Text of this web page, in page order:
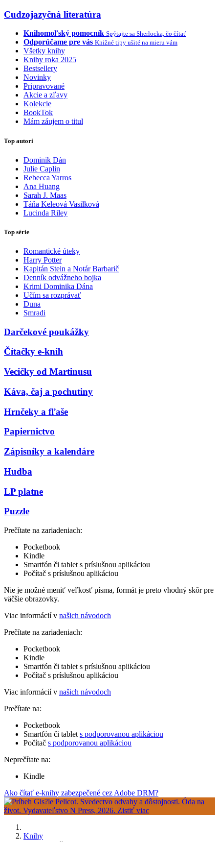
Cudzojazyčná literatúra
Knihomoľský pomocník Spýtajte sa Sherlocka, čo čítať
Odporúčame pre vás Knižné tipy ušité na mieru vám
Všetky knihy
Knihy roka 2025
Bestsellery
Novinky
Pripravované
Akcie a zľavy
Kolekcie
BookTok
Mám záujem o titul
Top autori
Dominik Dán
Julie Caplin
Rebecca Yarros
Ana Huang
Sarah J. Maas
Táňa Keleová Vasilková
Lucinda Riley
Top série
Romantické úteky
Harry Potter
Kapitán Stein a Notár Barbarič
Denník odvážneho bojka
Krimi Dominika Dána
Učím sa rozprávať
Duna
Smradi
Darčekové poukážky
Čítačky e-kníh
Vecičky od Martinusu
Káva, čaj a pochutiny
Hrnčeky a fľaše
Papiernictvo
Zápisníky a kalendáre
Hudba
LP platne
Puzzle
Prečítate na zariadeniach:
Pocketbook
Kindle
Smartfón či tablet s príslušnou aplikáciou
Počítač s príslušnou aplikáciou
Nie je možné meniť veľkosť písma, formát je preto vhodný skôr pre
väčšie obrazovky.
Viac informácií v našich návodoch
Prečítate na zariadeniach:
Pocketbook
Kindle
Smartfón či tablet s príslušnou aplikáciou
Počítač s príslušnou aplikáciou
Viac informácií v našich návodoch
Prečítate na:
Pocketbook
Smartfón či tablet s podporovanou aplikáciou
Počítač s podporovanou aplikáciou
Neprečítate na:
Kindle
Ako čítať e-knihy zabezpečené cez Adobe DRM?
Knihy